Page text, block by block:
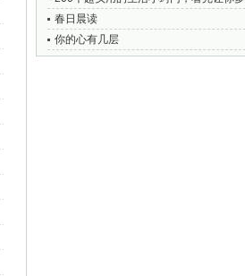
活10年！﹙值得收藏﹚
春日晨读
你的心有几层